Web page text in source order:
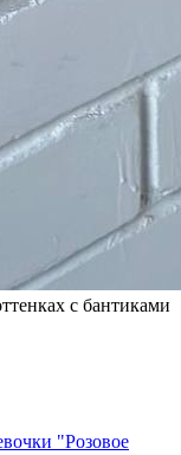
с бантиками